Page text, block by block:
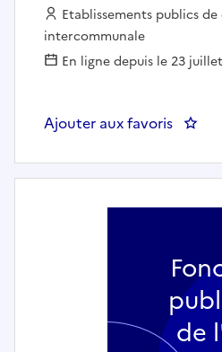
Employeur :
Etablissements publics
intercommunale
En ligne depuis le 23
Ajouter aux favoris :
de